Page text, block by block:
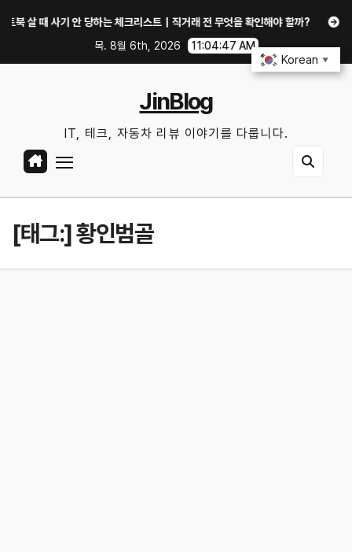
때 사기 안 당하는 체크리스트｜직거래 전 무엇을 확인해야 할까?
GTX
목. 8월 6th, 2026
11:04:47 AM
JinBlog
IT, 테크, 자동차 리뷰 이야기를 다룹니다.
[태그:]황인범골
Korean ▼